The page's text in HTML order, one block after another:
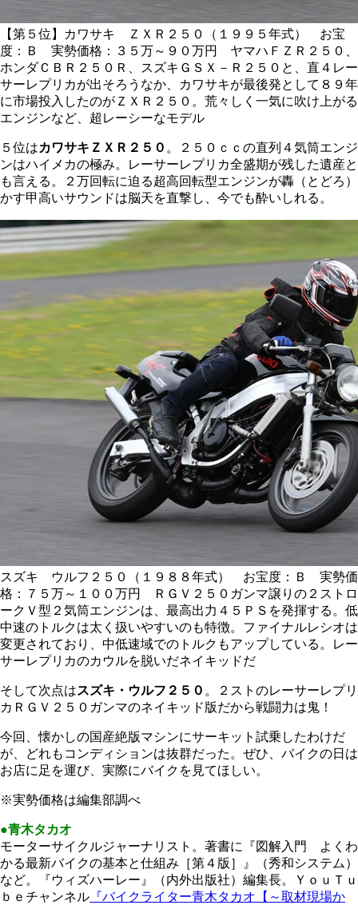
【第５位】カワサキ ＺＸＲ２５０（１９９５年式） お宝
度：Ｂ 実勢価格：３５万～９０万円 ヤマハＦＺＲ２５０、
ホンダＣＢＲ２５０Ｒ、スズキＧＳＸ－Ｒ２５０と、直４レー
サーレプリカが出そろうなか、カワサキが最後発として８９年
に市場投入したのがＺＸＲ２５０。荒々しく一気に吹け上がる
エンジンなど、超レーシーなモデル
５位はカワサキＺＸＲ２５０ 。２５０ｃｃの直列４気筒エンジ
ンはハイメカの極み。レーサーレプリカ全盛期が残した遺産と
も言える。２万回転に迫る超高回転型エンジンが轟（とどろ）
かす甲高いサウンドは脳天を直撃し、今でも酔いしれる。
スズキ ウルフ２５０（１９８８年式） お宝度：Ｂ 実勢価
格：７５万～１００万円 ＲＧＶ２５０ガンマ譲りの２ストロ
ークＶ型２気筒エンジンは、最高出力４５ＰＳを発揮する。低
中速のトルクは太く扱いやすいのも特徴。ファイナルレシオは
変更されており、中低速域でのトルクもアップしている。レー
サーレプリカのカウルを脱いだネイキッドだ
そして次点はスズキ・ウルフ２５０ 。２ストのレーサーレプリ
カＲＧＶ２５０ガンマのネイキッド版だから戦闘力は鬼！
今回、懐かしの国産絶版マシンにサーキット試乗したわけだ
が、どれもコンディションは抜群だった。ぜひ、バイクの日は
お店に足を運び、実際にバイクを見てほしい。
※実勢価格は編集部調べ
●青木タカオ
モーターサイクルジャーナリスト。著書に『図解入門 よくわ
かる最新バイクの基本と仕組み［第４版］』（秀和システム）
など。『ウィズハーレー』（内外出版社）編集長。ＹｏｕＴｕ
ｂｅチャンネル 『バイクライター青木タカオ【～取材現場か